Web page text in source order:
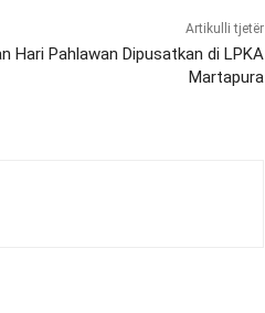
Artikulli tjetër
Hari Pahlawan Dipusatkan di LPKA
Martapura